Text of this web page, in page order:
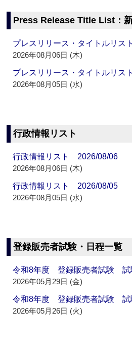
Press Release Title List：
プレスリリース・タイトルリ
2026年08月06日 (木)
プレスリリース・タイトルリ
2026年08月05日 (水)
行政情報リスト
行政情報リスト 2026/08/06
2026年08月06日 (木)
行政情報リスト 2026/08/05
2026年08月05日 (水)
登録販売者試験・日程一覧
令和8年度 登録販売者試験 試
2026年05月29日 (金)
令和8年度 登録販売者試験 試
2026年05月26日 (火)